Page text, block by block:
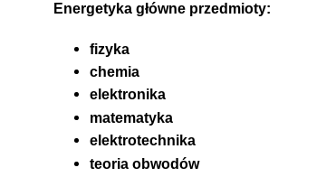
Energetyka główne przedmioty:
fizyka
chemia
elektronika
matematyka
elektrotechnika
teoria obwodów